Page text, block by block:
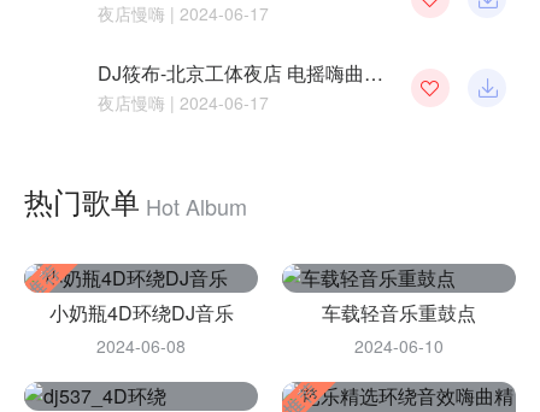
夜店慢嗨 | 2024-06-17
DJ筱布-北京工体夜店 电摇嗨曲靓碟
夜店慢嗨 | 2024-06-17
热门歌单 Hot Album
小奶瓶4D环绕DJ音乐
2024-06-08
车载轻音乐重鼓点
2024-06-10